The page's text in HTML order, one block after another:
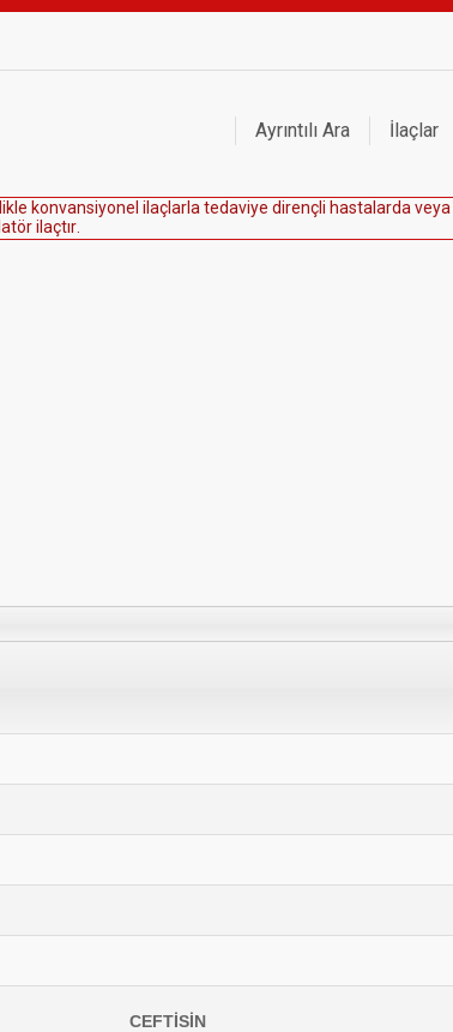
Ayrıntılı Ara İlaçlar
ike konvansiyone i açara tedaviye dirençi hasta arda veya
atöri açtır
CEFTİSİN